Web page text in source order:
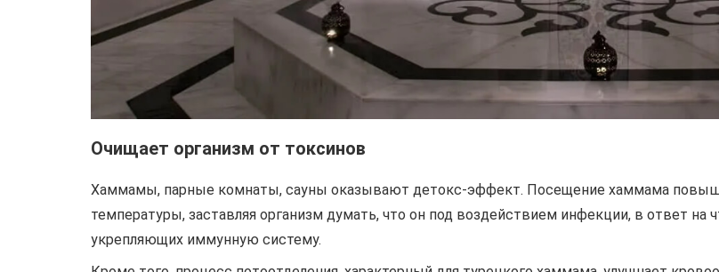
Очищает организм от токсинов
Хаммамы, парные комнаты, сауны оказывают детокс-эффект. Посещение хаммама
температуры, заставляя организм думать, что он под воздействием инфекции, в ответ на
укрепляющих иммунную систему.